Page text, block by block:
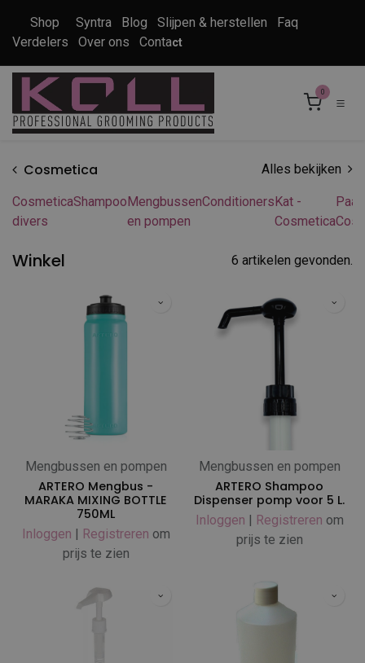
Shop Syntra Blog Slijpen & herstellen
Faq
Verdelers
Over ons Contact
0
Cosmetica Alles bekijken
Cosmetica
divers
ShampooMengbussen
en pompen
ConditionersKat -
Cosmetica
Winkel 6 artikelen gevonden.
Mengbussen en pompen
ARTERO Mengbus -
MARAKA MIXING BOTTLE
750ML
Inloggen | Registreren om
prijs te zien
Mengbussen en pompen
ARTERO Shampoo
Dispenser pomp voor 5 L.
Inloggen | Registreren om
prijs te zien